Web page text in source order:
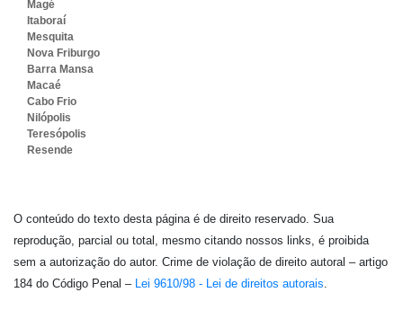
Magé
Itaboraí
Mesquita
Nova Friburgo
Barra Mansa
Macaé
Cabo Frio
Nilópolis
Teresópolis
Resende
O conteúdo do texto desta página é de direito reservado. Sua
reprodução, parcial ou total, mesmo citando nossos links, é proibida
sem a autorização do autor. Crime de violação de direito autoral – artigo
184 do Código Penal – Lei 9610/98 - Lei de direitos autorais.